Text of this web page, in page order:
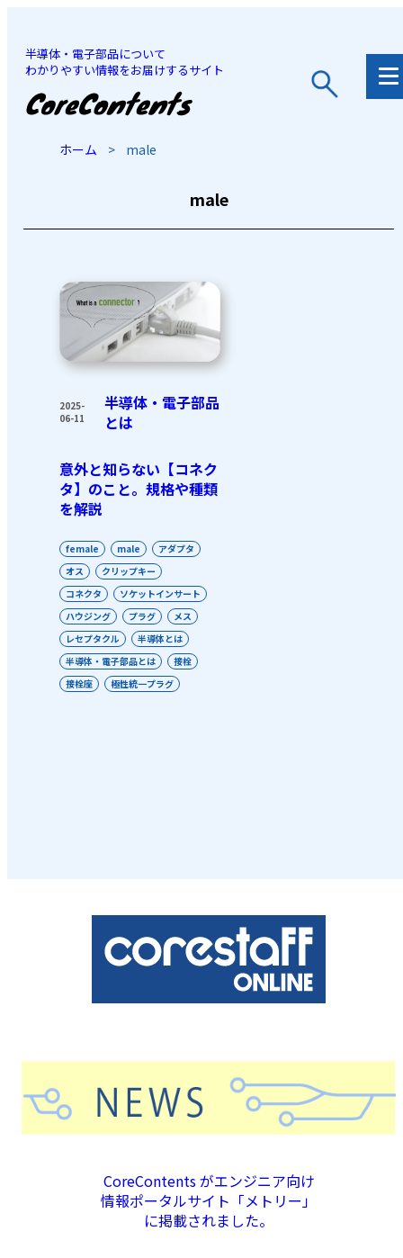
半導体・電子部品について
わかりやすい情報をお届けするサイト
JP
ホーム > male
male
2025-
06-11
半導体・電子部品
とは
意外と知らない【コネク
タ】のこと。規格や種類
を解説
female male
アダプタ
オス
クリップキー
コネクタ
ソケットインサート
ハウジング
プラグ
メス
レセプタクル
半導体とは
半導体・電子部品とは
接栓
接栓座
極性統一プラグ
CoreContents がエンジニア向け
情報ポータルサイト「メトリー」
に掲載されました。